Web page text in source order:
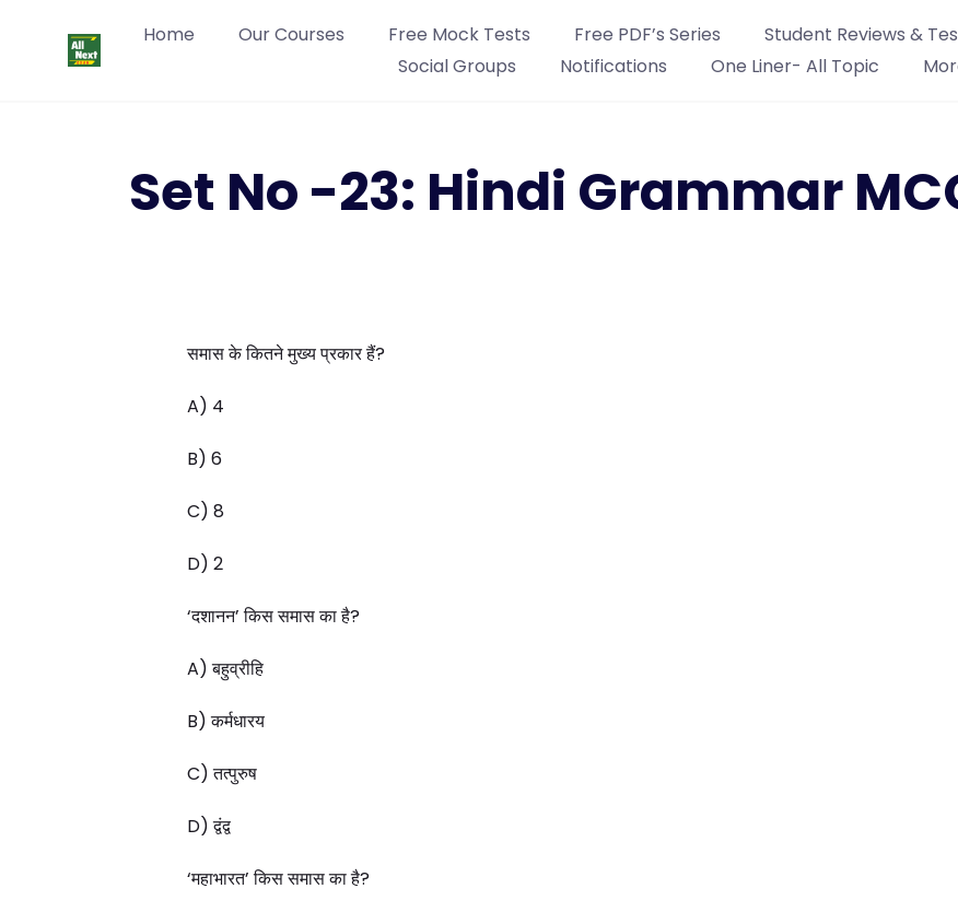
Home Our Courses Free Mock Tests Free PDF’s Series Student Reviews &
Social Groups
Notifications One Liner- All Topic
Set No -23: Hindi Grammar
समास के कितने मुख्य प्रकार हैं?
A) 4
B) 6
C) 8
D) 2
‘दशानन’ किस समास का है?
A) बहुव्रीहि
B) कर्मधारय
C) तत्पुरुष
D) द्वंद्व
‘महाभारत’ किस समास का है?